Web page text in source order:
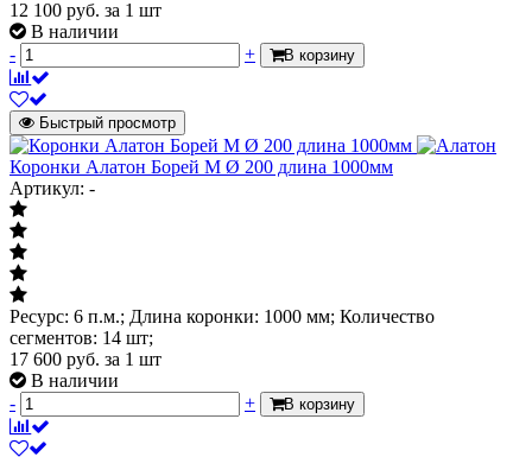
12 100 руб. за 1 шт
В наличии
-
+ В корзину
Быстрый просмотр
Коронки Алатон Борей М Ø 200 длина 1000мм
Артикул: -
Ресурс: 6 п.м.; Длина коронки: 1000 мм; Количество
сегментов: 14 шт;
17 600 руб. за 1 шт
В наличии
-
+ В корзину